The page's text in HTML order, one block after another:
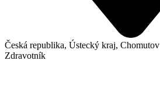
Česká republika, Ústecký kraj, Chomutov
Zdravotník